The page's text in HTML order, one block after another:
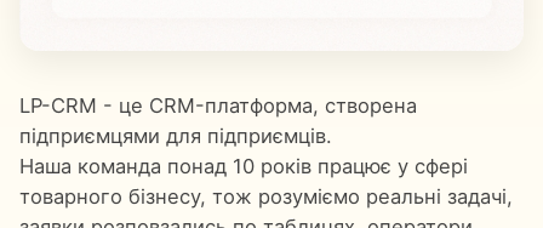
LP-CRM - це CRM-платформа, створена
підприємцями для підприємців.
Наша команда понад 10 років працює у сфері
товарного бізнесу, тож розуміємо реальні задачі,